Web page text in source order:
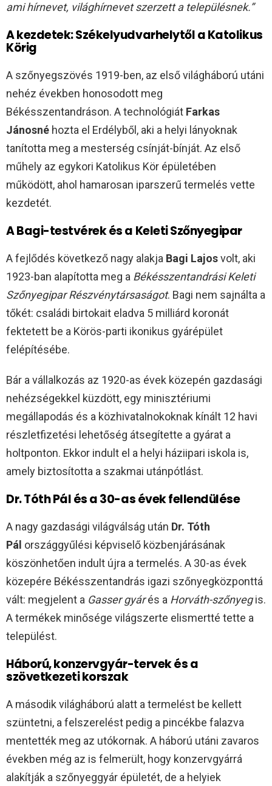
ami hírnevet, világhírnevet szerzett a településnek.”
A kezdetek: Székelyudvarhelytől a Katolikus
Körig
A szőnyegszövés 1919-ben, az első világháború utáni
nehéz években honosodott meg
Békésszentandráson. A technológiát Farkas
Jánosné hozta el Erdélyből, aki a helyi lányoknak
tanította meg a mesterség csínját-bínját. Az első
műhely az egykori Katolikus Kör épületében
működött, ahol hamarosan iparszerű termelés vette
kezdetét.
A Bagi-testvérek és a Keleti Szőnyegipar
A fejlődés következő nagy alakja Bagi Lajosvolt, aki
1923-ban alapította meg a Békésszentandrási Keleti
Szőnyegipar Részvénytársaságot. Bagi nem sajnálta a
tőkét: családi birtokait eladva 5 milliárd koronát
fektetett be a Körös-parti ikonikus gyárépület
felépítésébe.
Bár a vállalkozás az 1920-as évek közepén gazdasági
nehézségekkel küzdött, egy minisztériumi
megállapodás és a közhivatalnokoknak kínált 12 havi
részletfizetési lehetőség átsegítette a gyárat a
holtponton. Ekkor indult el a helyi háziipari iskola is,
amely biztosította a szakmai utánpótlást.
Dr. Tóth Pál és a 30-as évek fellendülése
A nagy gazdasági világválság után Dr. Tóth
Pál országgyűlési képviselő közbenjárásának
köszönhetően indult újra a termelés. A 30-as évek
közepére Békésszentandrás igazi szőnyegközponttá
vált: megjelent a Gasser gyárés a Horváth-szőnyegis.
A termékek minősége világszerte elismertté tette a
települést.
Háború, konzervgyár-tervek és a
szövetkezeti korszak
A második világháború alatt a termelést be kellett
szüntetni, a felszerelést pedig a pincékbe falazva
mentették meg az utókornak. A háború utáni zavaros
években még az is felmerült, hogy konzervgyárrá
alakítják a szőnyeggyár épületét, de a helyiek